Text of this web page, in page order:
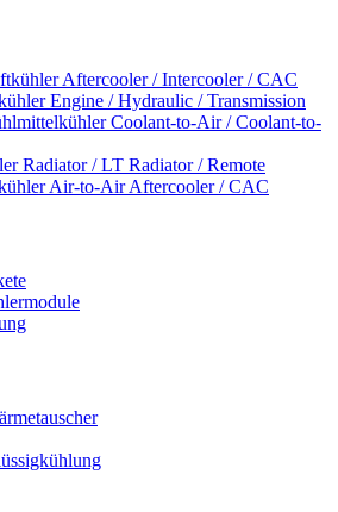
Aftercooler / Intercooler / CAC
Engine / Hydraulic / Transmission
Coolant-to-Air / Coolant-to-
Radiator / LT Radiator / Remote
Air-to-Air Aftercooler / CAC